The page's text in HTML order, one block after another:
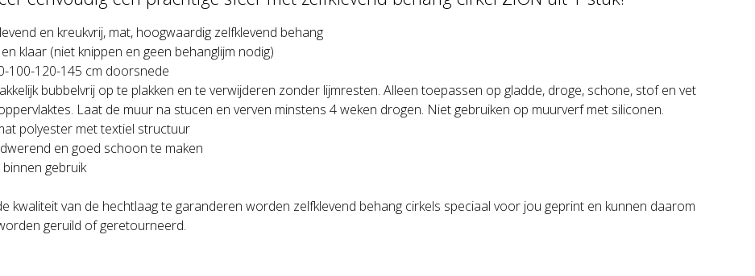
en kreukvrij, mat, hoogwaardig zelfklevend behang
klaar (niet knippen en geen behanglijm nodig)
100-120-145 cm doorsnede
bubbelvrij op te plakken en te verwijderen zonder lijmresten. Alleen toepassen op gladde, droge, schone, stof en vet
Laat de muur na stucen en verven minstens 4 weken drogen. Niet gebruiken op muurverf met siliconen.
polyester met textiel structuur
en goed schoon te maken
gebruik
kwaliteit van de hechtlaag te garanderen worden zelfklevend behang cirkels speciaal voor jou geprint en kunnen daarom
geruild of geretourneerd.